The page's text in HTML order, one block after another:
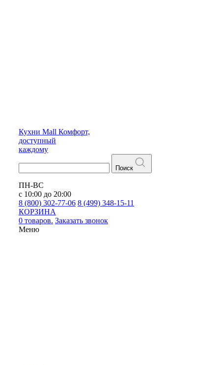
Кухни Mall Комфорт,
доступный
каждому
Поиск
ПН-ВС
с 10:00 до 20:00
8 (800) 302-77-06 8 (499) 348-15-11
КОРЗИНА
0 товаров. Заказать звонок
Меню